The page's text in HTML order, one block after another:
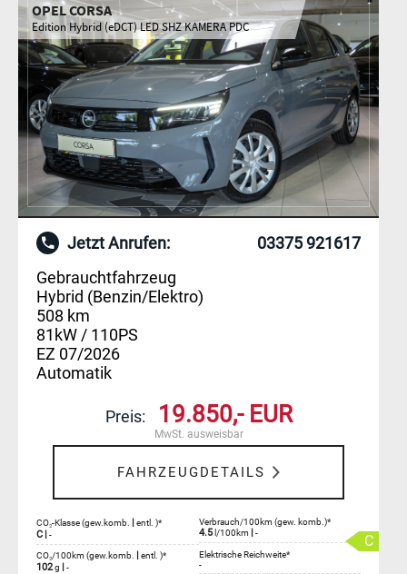
OPEL CORSA
Edition Hybrid (eDCT) LED SHZ KAMERA PDC
Jetzt Anrufen:
03375 921617
Gebrauchtfahrzeug
Hybrid (Benzin/Elektro)
508 km
81kW / 110PS
EZ 07/2026
Automatik
Preis: 19.850,- EUR
MwSt. ausweisbar
FAHRZEUGDETAILS
CO₂-Klasse (gew.komb. | entl. )*
C | -
Verbrauch/100km (gew. komb.)*
4.5 l/100km | -
CO₂/100km (gew.komb. | entl. )*
102g | -
Elektrische Reichweite*
-
C